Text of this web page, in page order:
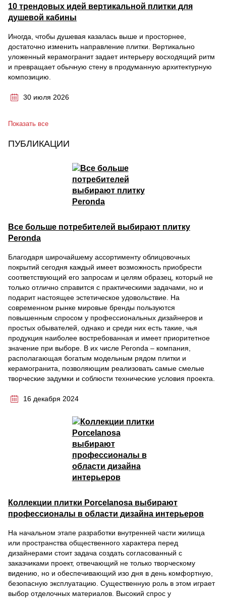
10 трендовых идей вертикальной плитки для
душевой кабины
Иногда, чтобы душевая казалась выше и просторнее,
достаточно изменить направление плитки. Вертикально
уложенный керамогранит задает интерьеру восходящий ритм
и превращает обычную стену в продуманную архитектурную
композицию.
30 июля 2026
Показать все
ПУБЛИКАЦИИ
Все больше потребителей выбирают плитку
Peronda
Благодаря широчайшему ассортименту облицовочных
покрытий сегодня каждый имеет возможность приобрести
соответствующий его запросам и целям образец, который не
только отлично справится с практическими задачами, но и
подарит настоящее эстетическое удовольствие. На
современном рынке мировые бренды пользуются
повышенным спросом у профессиональных дизайнеров и
простых обывателей, однако и среди них есть такие, чья
продукция наиболее востребованная и имеет приоритетное
значение при выборе. В их числе Peronda – компания,
располагающая богатым модельным рядом плитки и
керамогранита, позволяющим реализовать самые смелые
творческие задумки и соблюсти технические условия проекта.
16 декабря 2024
Коллекции плитки Porcelanosa выбирают
профессионалы в области дизайна интерьеров
На начальном этапе разработки внутренней части жилища
или пространства общественного характера перед
дизайнерами стоит задача создать согласованный с
заказчиками проект, отвечающий не только творческому
видению, но и обеспечивающий изо дня в день комфортную,
безопасную эксплуатацию. Существенную роль в этом играет
выбор отделочных материалов. Высокий спрос у